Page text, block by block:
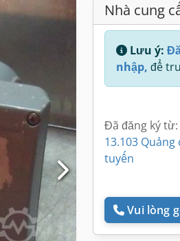
Nhà cung
Lưu ý:
nhập, để
Đã đăng ký từ:
13.103
tuyến
Vui lòng